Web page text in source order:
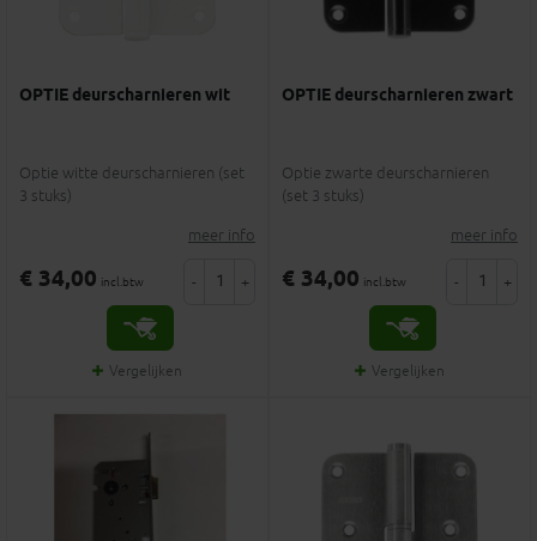
OPTIE deurscharnieren wit
Optie witte deurscharnieren (set
3 stuks)
meer info
€ 34,00 incl.btw - +
Vergelijken
OPTIE deurscharnieren zwart
Optie zwarte deurscharnieren
(set 3 stuks)
meer info
€ 34,00 incl.btw - +
Vergelijken